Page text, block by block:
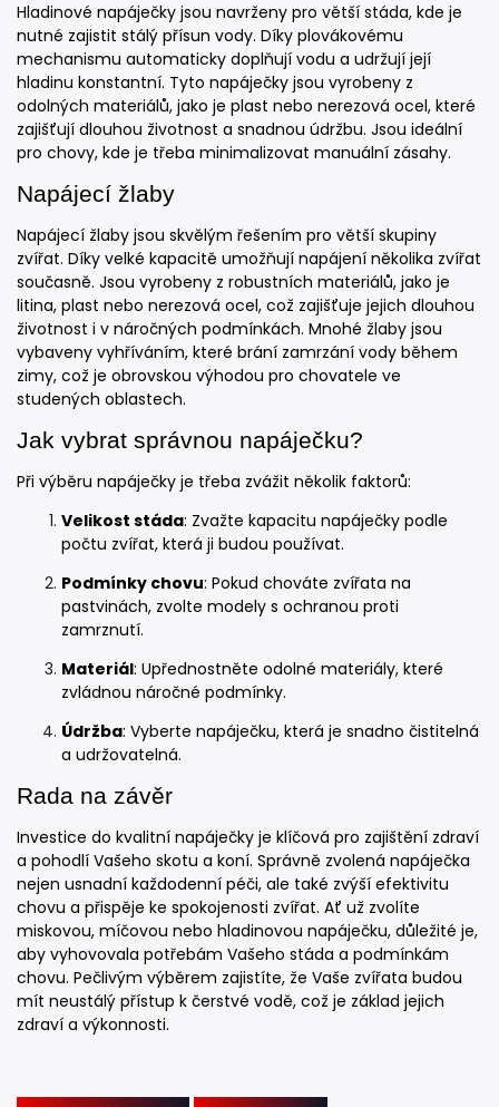
Hladinové napáječky jsou navrženy pro větší stáda, kde je
nutné zajistit stálý přísun vody. Díky plovákovému
mechanismu automaticky doplňují vodu a udržují její
hladinu konstantní. Tyto napáječky jsou vyrobeny z
odolných materiálů, jako je plast nebo nerezová ocel, které
zajišťují dlouhou životnost a snadnou údržbu. Jsou ideální
pro chovy, kde je třeba minimalizovat manuální zásahy.
Napájecí žlaby
Napájecí žlaby jsou skvělým řešením pro větší skupiny
zvířat. Díky velké kapacitě umožňují napájení několika zvířat
současně. Jsou vyrobeny z robustních materiálů, jako je
litina, plast nebo nerezová ocel, což zajišťuje jejich dlouhou
životnost i v náročných podmínkách. Mnohé žlaby jsou
vybaveny vyhříváním, které brání zamrzání vody během
zimy, což je obrovskou výhodou pro chovatele ve
studených oblastech.
Jak vybrat správnou napáječku?
Při výběru napáječky je třeba zvážit několik faktorů:
Velikost stáda: Zvažte kapacitu napáječky podle
počtu zvířat, která ji budou používat.
Podmínky chovu: Pokud chováte zvířata na
pastvinách, zvolte modely s ochranou proti
zamrznutí.
Materiál: Upřednostněte odolné materiály, které
zvládnou náročné podmínky.
Údržba: Vyberte napáječku, která je snadno čistitelná
a udržovatelná.
Rada na závěr
Investice do kvalitní napáječky je klíčová pro zajištění zdraví
a pohodlí Vašeho skotu a koní. Správně zvolená napáječka
nejen usnadní každodenní péči, ale také zvýší efektivitu
chovu a přispěje ke spokojenosti zvířat. Ať už zvolíte
miskovou, míčovou nebo hladinovou napáječku, důležité je,
aby vyhovovala potřebám Vašeho stáda a podmínkám
chovu. Pečlivým výběrem zajistíte, že Vaše zvířata budou
mít neustálý přístup k čerstvé vodě, což je základ jejich
zdraví a výkonnosti.